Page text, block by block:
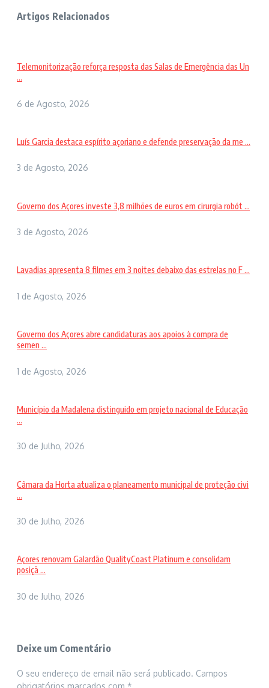
Artigos Relacionados
Telemonitorização reforça resposta das Salas de Emergência das Un
...
6 de Agosto, 2026
Luís Garcia destaca espírito açoriano e defende preservação da me ...
3 de Agosto, 2026
Governo dos Açores investe 3,8 milhões de euros em cirurgia robót ...
3 de Agosto, 2026
Lavadias apresenta 8 filmes em 3 noites debaixo das estrelas no F ...
1 de Agosto, 2026
Governo dos Açores abre candidaturas aos apoios à compra de
semen ...
1 de Agosto, 2026
Município da Madalena distinguido em projeto nacional de Educação
...
30 de Julho, 2026
Câmara da Horta atualiza o planeamento municipal de proteção civi
...
30 de Julho, 2026
Açores renovam Galardão QualityCoast Platinum e consolidam
posiçã ...
30 de Julho, 2026
Deixe um Comentário
O seu endereço de email não será publicado. Campos